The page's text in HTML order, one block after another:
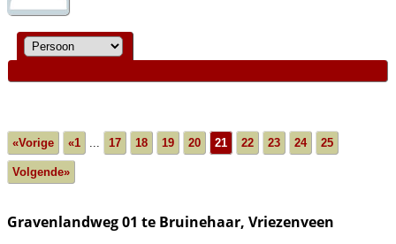
«Vorige «1 ... 17 18 19 20 21 22 23 24 25
Volgende»
Gravenlandweg 01 te Bruinehaar, Vriezenveen